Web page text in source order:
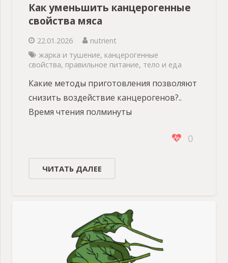
Как уменьшить канцерогенные
свойства мяса
22.01.2026
nutrient
жарка и тушение, канцерогенные
свойства, правильное питание, тело и еда
Какие методы приготовления позволяют
снизить воздействие канцерогенов?..
Время чтения полминуты
0
ЧИТАТЬ ДАЛЕЕ